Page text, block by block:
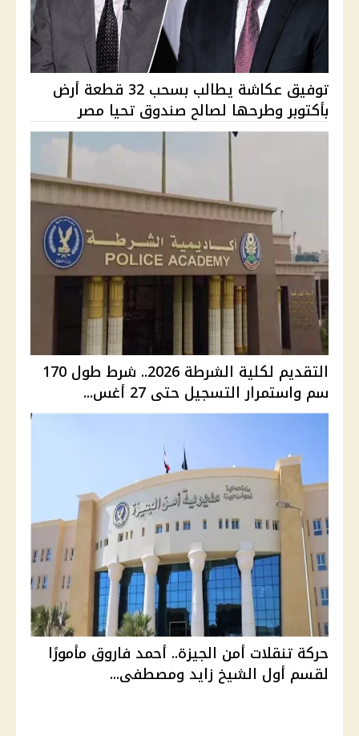
توفيق عكاشة يطالب بسحب 32 قطعة أرض
بأكتوبر وطرحها لصالح صندوق تحيا مصر
التقديم لكلية الشرطة 2026.. شرط طول 170
سم واستمرار التسجيل حتى 27 أغس...
حركة تنقلات أمن الجيزة.. أحمد فاروق مأمورًا
لقسم أول الشيخ زايد ومصطفى...